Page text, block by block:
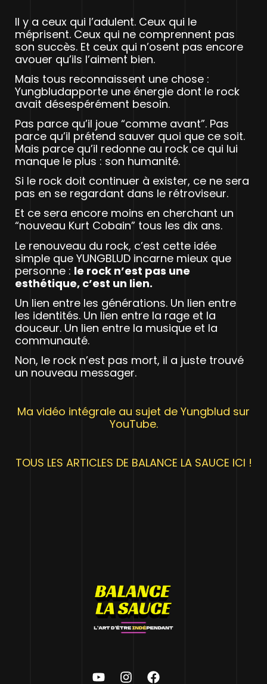
Il y a ceux qui l’adulent. Ceux qui le
méprisent. Ceux qui ne comprennent pas
son succès. Et ceux qui n’osent pas encore
avouer qu’ils l’aiment bien.
Mais tous reconnaissent une chose :
Yungbludapporte une énergie dont le rock
avait désespérément besoin.
Pas parce qu’il joue “comme avant”. Pas
parce qu’il prétend sauver quoi que ce soit.
Mais parce qu’il redonne au rock ce qui lui
manque le plus : son humanité.
Si le rock doit continuer à exister, ce ne sera
pas en se regardant dans le rétroviseur.
Et ce sera encore moins en cherchant un
“nouveau Kurt Cobain” tous les dix ans.
Le renouveau du rock, c’est cette idée
simple que YUNGBLUD incarne mieux que
personne : le rock n’est pas une
esthétique, c’est un lien.
Un lien entre les générations. Un lien entre
les identités. Un lien entre la rage et la
douceur. Un lien entre la musique et la
communauté.
Non, le rock n’est pas mort, il a juste trouvé
un nouveau messager.
Ma vidéo intégrale au sujet de Yungblud sur
YouTube.
TOUS LES ARTICLES DE BALANCE LA SAUCE ICI !